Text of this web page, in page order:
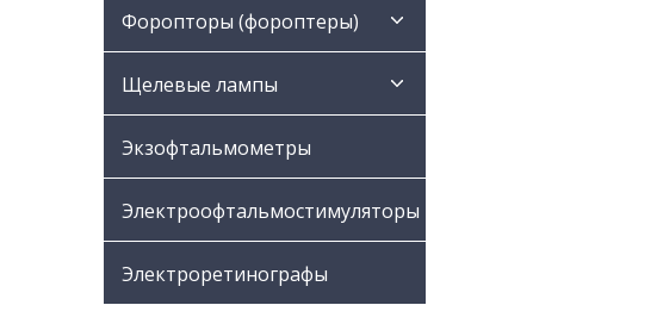
Форопторы (фороптеры)
Щелевые лампы
Экзофтальмометры
Электроофтальмостимуляторы
Электроретинографы